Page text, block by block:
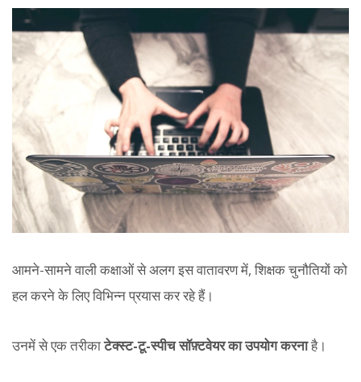
आमने-सामने वाली कक्षाओं से अलग इस वातावरण में, शिक्षक चुनौतियों को
हल करने के लिए विभिन्न प्रयास कर रहे हैं।
उनमें से एक तरीकाटेक्स्ट-टू-स्पीच सॉफ़्टवेयर का उपयोग करनाहै।